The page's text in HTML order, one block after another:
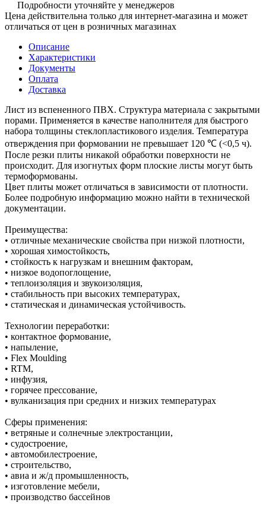
Подробности уточняйте у менеджеров
Цена действительна только для интернет-магазина и может
отличаться от цен в розничных магазинах
Описание
Характеристики
Документы
Оплата
Доставка
Лист из вспененного ПВХ. Структура материала с закрытыми
порами. Применяется в качестве наполнителя для быстрого
набора толщины стеклопластикового изделия. Температура
отверждения при формовании не превышает 120 ℃ (<0,5 ч).
После резки плиты никакой обработки поверхности не
происходит. Для изогнутых форм плоские листы могут быть
термоформованы.
Цвет плиты может отличаться в зависимости от плотности.
Более подробную информацию можно найти в технической
документации.
Преимущества:
• отличные механические свойства при низкой плотности,
• хорошая химостойкость,
• стойкость к нагрузкам и внешним факторам,
• низкое водопоглощение,
• теплоизоляция и звукоизоляция,
• стабильность при высоких температурах,
• статическая и динамическая устойчивость.
Технологии переработки:
• контактное формование,
• напыление,
• Flex Moulding
• RTM,
• инфузия,
• горячее прессование,
• вулканизация при средних и низких температурах
Сферы применения:
• ветряные и солнечные электростанции,
• судостроение,
• автомобилестроение,
• строительство,
• авиа и ж/д промышленность,
• изготовление мебели,
• производство бассейнов